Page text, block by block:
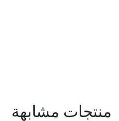
منتجات مشابهة